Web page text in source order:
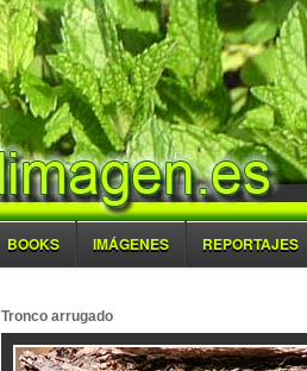
BOOKS IMÁGENES REPORTAJES
Tronco arrugado